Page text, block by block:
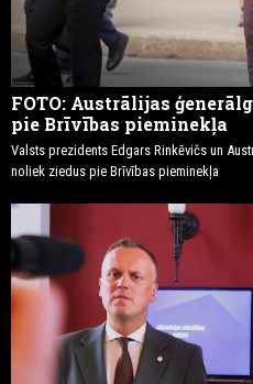
FOTO: Austrālijas
pie Brīvības pieminekļa
Valsts prezidents Edgars Rinkēvičs un
noliek ziedus pie Brīvības pieminekļa